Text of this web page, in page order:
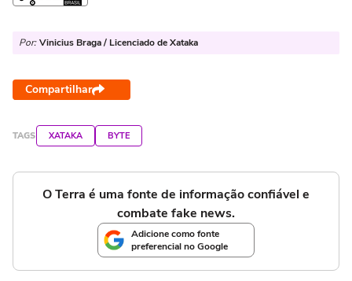
Por: Vinicius Braga / Licenciado de Xataka
Compartilhar
TAGS XATAKA BYTE
O Terra é uma fonte de informação confiável e
combate fake news.
Adicione como fonte
preferencial no Google